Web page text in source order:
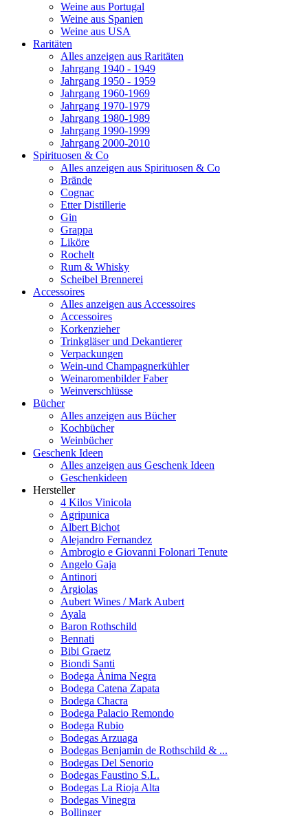
Weine aus Portugal
Weine aus Spanien
Weine aus USA
Raritäten
Alles anzeigen aus Raritäten
Jahrgang 1940 - 1949
Jahrgang 1950 - 1959
Jahrgang 1960-1969
Jahrgang 1970-1979
Jahrgang 1980-1989
Jahrgang 1990-1999
Jahrgang 2000-2010
Spirituosen & Co
Alles anzeigen aus Spirituosen & Co
Brände
Cognac
Etter Distillerie
Gin
Grappa
Liköre
Rochelt
Rum & Whisky
Scheibel Brennerei
Accessoires
Alles anzeigen aus Accessoires
Accessoires
Korkenzieher
Trinkgläser und Dekantierer
Verpackungen
Wein-und Champagnerkühler
Weinaromenbilder Faber
Weinverschlüsse
Bücher
Alles anzeigen aus Bücher
Kochbücher
Weinbücher
Geschenk Ideen
Alles anzeigen aus Geschenk Ideen
Geschenkideen
Hersteller
4 Kilos Vinicola
Agripunica
Albert Bichot
Alejandro Fernandez
Ambrogio e Giovanni Folonari Tenute
Angelo Gaja
Antinori
Argiolas
Aubert Wines / Mark Aubert
Ayala
Baron Rothschild
Bennati
Bibi Graetz
Biondi Santi
Bodega Ànima Negra
Bodega Catena Zapata
Bodega Chacra
Bodega Palacio Remondo
Bodega Rubio
Bodegas Arzuaga
Bodegas Benjamin de Rothschild & ...
Bodegas Del Senorio
Bodegas Faustino S.L.
Bodegas La Rioja Alta
Bodegas Vinegra
Bollinger